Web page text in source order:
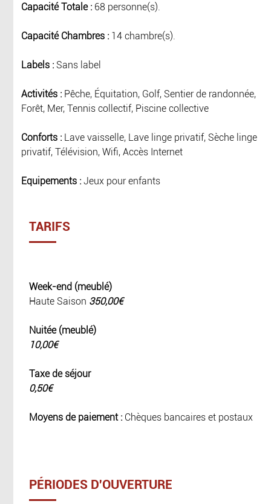
Capacité Totale : 68 personne(s).
Capacité Chambres : 14 chambre(s).
Labels :Sans label
Activités : Pêche, Équitation, Golf, Sentier de randonnée,
Forêt, Mer, Tennis collectif, Piscine collective
Conforts : Lave vaisselle, Lave linge privatif, Sèche linge
privatif, Télévision, Wifi, Accès Internet
Equipements :Jeux pour enfants
TARIFS
Week-end (meublé)
Haute Saison 350,00€
Nuitée (meublé)
10,00€
Taxe de séjour
0,50€
Moyens de paiement : Chèques bancaires et postaux
PÉRIODES D'OUVERTURE